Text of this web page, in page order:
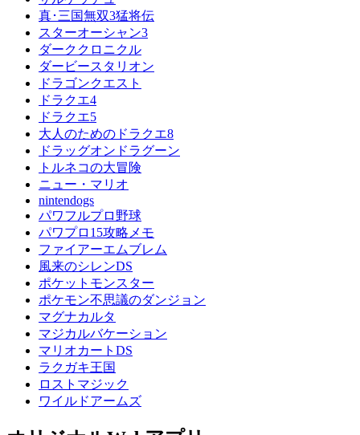
真･三国無双3猛将伝
スターオーシャン3
ダーククロニクル
ダービースタリオン
ドラゴンクエスト
ドラクエ4
ドラクエ5
大人のためのドラクエ8
ドラッグオンドラグーン
トルネコの大冒険
ニュー・マリオ
nintendogs
パワフルプロ野球
パワプロ15攻略メモ
ファイアーエムブレム
風来のシレンDS
ポケットモンスター
ポケモン不思議のダンジョン
マグナカルタ
マジカルバケーション
マリオカートDS
ラクガキ王国
ロストマジック
ワイルドアームズ